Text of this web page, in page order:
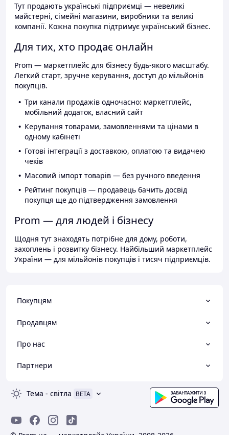
Тут продають українські підприємці — невеликі
майстерні, сімейні магазини, виробники та великі
компанії. Кожна покупка підтримує український бізнес.
Для тих, хто продає онлайн
Prom — маркетплейс для бізнесу будь-якого масштабу.
Легкий старт, зручне керування, доступ до мільйонів
покупців.
Три канали продажів одночасно: маркетплейс,
мобільний додаток, власний сайт
Керування товарами, замовленнями та цінами в
одному кабінеті
Готові інтеграції з доставкою, оплатою та видачею
чеків
Масовий імпорт товарів — без ручного введення
Рейтинг покупців — продавець бачить досвід
покупця ще до підтвердження замовлення
Prom — для людей і бізнесу
Щодня тут знаходять потрібне для дому, роботи,
захоплень і розвитку бізнесу. Найбільший маркетплейс
України — для мільйонів покупців і тисяч підприємців.
Покупцям
Продавцям
Про нас
Партнери
Тема - світла BETA